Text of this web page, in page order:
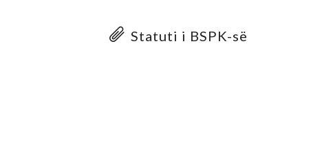
Statuti i BSPK-së